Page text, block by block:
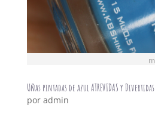
Uñas pintadas de azul ATREVIDAS y Divertidas
por admin